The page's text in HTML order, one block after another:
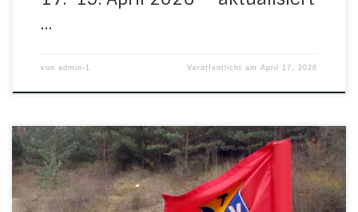
…
von admin-1 Veröffentlicht amApril 17, 2026
Das Top-Spiel der Kreisoberliga steigt am Freitag in Ulfen:
Freitag, 10. April 2026 18.00 Uhr in UlfenSenioren: H/N/U – FC